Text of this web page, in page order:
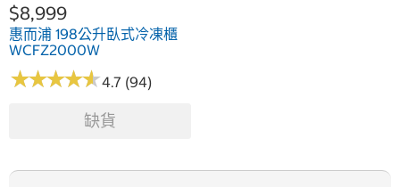
$8,999
惠而浦 198公升臥式冷凍櫃
WCFZ2000W
★★★★★
★★★★★4.7 (94)
缺貨